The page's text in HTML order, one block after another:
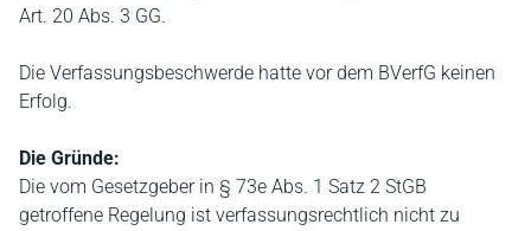
Art. 20 Abs. 3 GG.
Die Verfassungsbeschwerde hatte vor dem BVerfG keinen
Erfolg.
Die Gründe:
Die vom Gesetzgeber in § 73e Abs. 1 Satz 2 StGB
getroffene Regelung ist verfassungsrechtlich nicht zu